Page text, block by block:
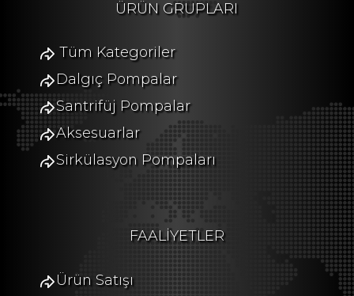
ÜRÜN GRUPLARI
Tüm Kategoriler
Dalgıç Pompalar
Santrifüj Pompalar
Aksesuarlar
Sirkülasyon Pompaları
FAALİYETLER
Ürün Satışı